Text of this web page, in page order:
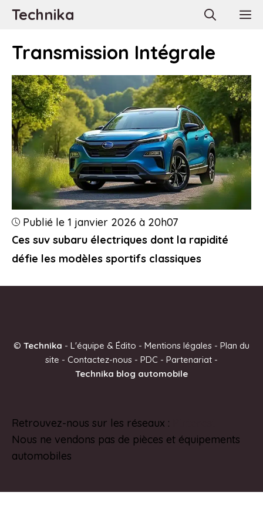
AllerTechnika
Transmission Intégrale
Ces suv subaru électriques dont la rapidité
défie les modèles sportifs classiques
Publié le 1 janvier 2026 à 20h07
© Technika - L'équipe & Édito - Mentions légales - Plan du
site - Contactez-nous - PDC - Partenariat -
Technika blog automobile
Retrouvez-nous sur les réseaux :
Nous ne vendons pas de pièces et équipements
automobiles